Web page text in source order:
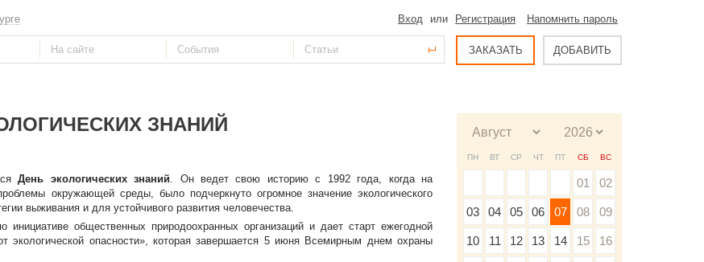
Вход или Регистрация Напомнить пароль
ЗАКАЗАТЬ ДОБАВИТЬ
ЗНАНИЙ
День экологических знаний. Он ведет свою историю с 1992 года, когда на
окружающей среды, было подчеркнуто огромное значение экологического
выживания и для устойчивого развития человечества.
общественных природоохранных организаций и дает старт ежегодной
опасности», которая завершается 5 июня Всемирным днем охраны
ПН ВТ СР ЧТ ПТ СБ ВС
01 02
03 04 05 06 07 08 09
10 11 12 13 14 15 16